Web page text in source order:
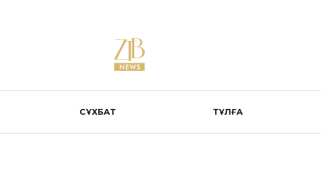
СҰХБАТ ТҰЛҒА